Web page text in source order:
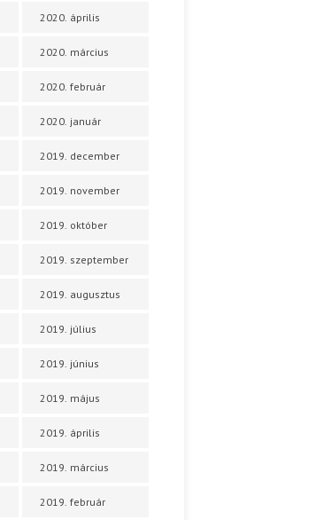
2020. április
2020. március
2020. február
2020. január
2019. december
2019. november
2019. október
2019. szeptember
2019. augusztus
2019. július
2019. június
2019. május
2019. április
2019. március
2019. február